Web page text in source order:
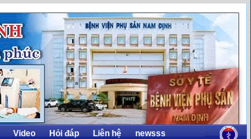
Video Hỏi đáp Liên hệ newsss